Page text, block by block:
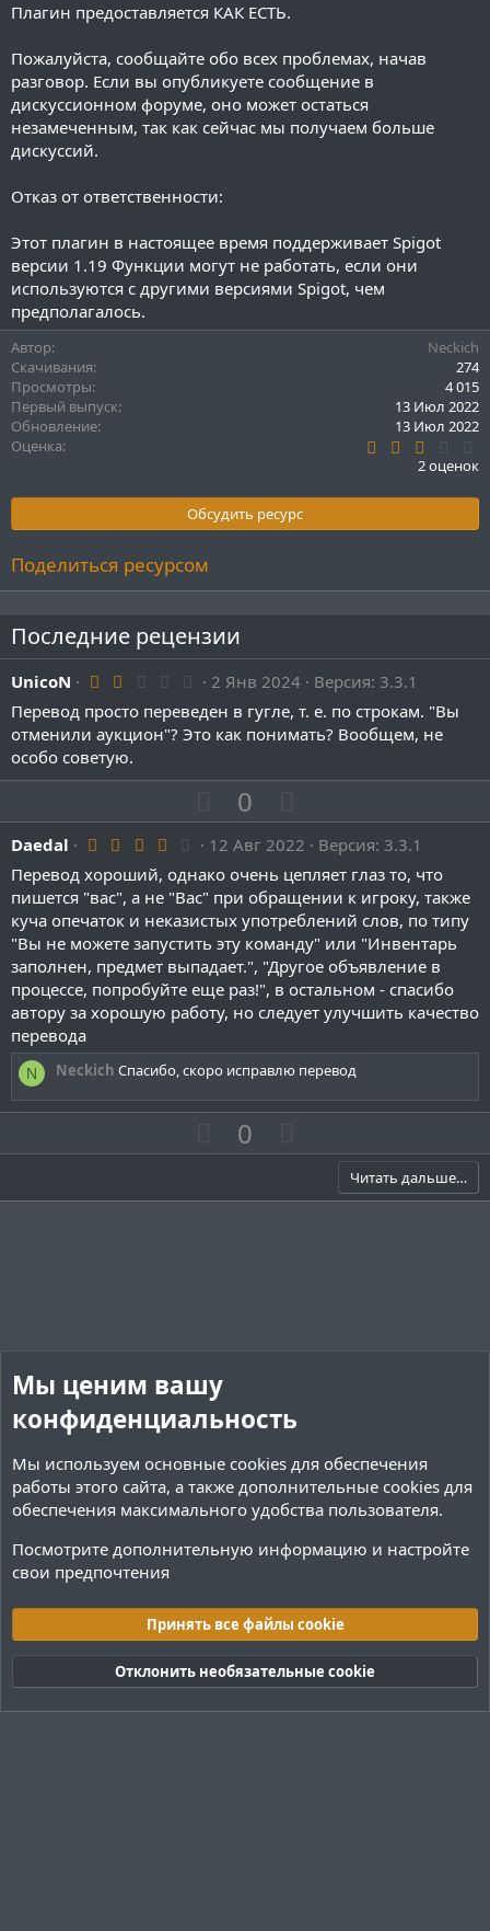
Плагин предоставляется КАК ЕСТЬ.
Пожалуйста, сообщайте обо всех проблемах, начав
разговор. Если вы опубликуете сообщение в
дискуссионном форуме, оно может остаться
незамеченным, так как сейчас мы получаем больше
дискуссий.
Отказ от ответственности:
Этот плагин в настоящее время поддерживает Spigot
версии 1.19 Функции могут не работать, если они
используются с другими версиями Spigot, чем
предполагалось.
Автор
Neckich
Скачивания
274
Просмотры
4 015
Первый выпуск
13 Июл 2022
Обновление
13 Июл 2022
Оценка
0
0
в
2 оценок
Обсудить ресурс
Поделиться ресурсом
Последние рецензии
UnicoN 2
0
0
з
ё
2 Янв 2024
Версия: 3.3.1
Перевод просто переведен в гугле, т. е. по строкам. "Вы
отменили аукцион"? Это как понимать? Вообщем, не
особо советую.
П
о
з
и
т
и
в
н
ы
г
л
0
е
г
а
т
и
в
н
ы
г
о
л
Daedal 4
0
0
з
в
ё
з
д
12 Авг 2022
Версия: 3.3.1
Перевод хороший, однако очень цепляет глаз то, что
пишется "вас", а не "Вас" при обращении к игроку, также
куча опечаток и неказистых употреблений слов, по типу
"Вы не можете запустить эту команду" или "Инвентарь
заполнен, предмет выпадает.", "Другое объявление в
процессе, попробуйте еще раз!", в остальном - спасибо
автору за хорошую работу, но следует улучшить качество
перевода
N Neckich Спасибо, скоро исправлю перевод
П
о
и
г
о
о
с
0
е
а
о
с
Читать дальше…
Cookies Тёмная (2020)
Русский (RU)
Обратная связь
Условия и правила
Политика конфиденциальности
Помощь
R
Мы ценим вашу
конфиденциальность
Мы используем основные cookies для обеспечения
работы этого сайта, а также дополнительные cookies для
обеспечения максимального удобства пользователя.
Посмотрите дополнительную информацию и настройте
свои предпочтения
Принять все файлы cookie
Отклонить необязательные cookie